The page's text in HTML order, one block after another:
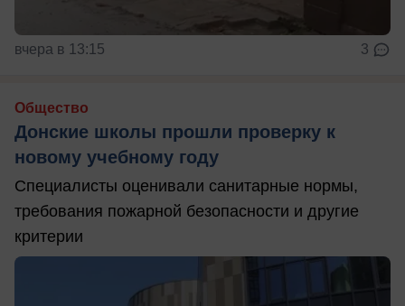
вчера в 13:15 3
Общество
Донские школы прошли проверку к
новому учебному году
Специалисты оценивали санитарные нормы,
требования пожарной безопасности и другие
критерии